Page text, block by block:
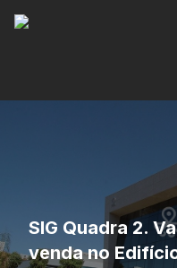
SIG Quadra 2.
venda no